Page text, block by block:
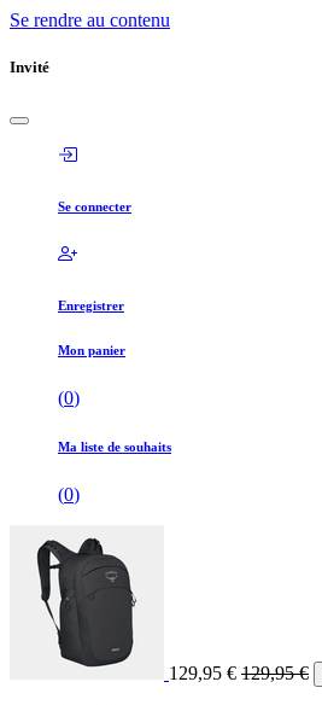
Se rendre au contenu
Invité
Se connecter
Enregistrer
Mon panier
(0)
Ma liste de souhaits
(0)
129,95 € 129,95€